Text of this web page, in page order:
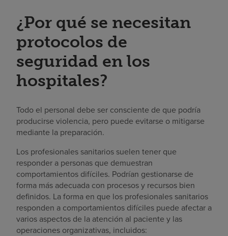
¿Por qué se necesitan
protocolos de
seguridad en los
hospitales?
Todo el personal debe ser consciente de que podría
producirse violencia, pero puede evitarse o mitigarse
mediante la preparación.
Los profesionales sanitarios suelen tener que
responder a personas que demuestran
comportamientos difíciles. Podrían gestionarse de
forma más adecuada con procesos y recursos bien
definidos. La forma en que los profesionales sanitarios
responden a comportamientos difíciles puede afectar a
varios aspectos de la atención al paciente y las
operaciones organizativas, incluidos: